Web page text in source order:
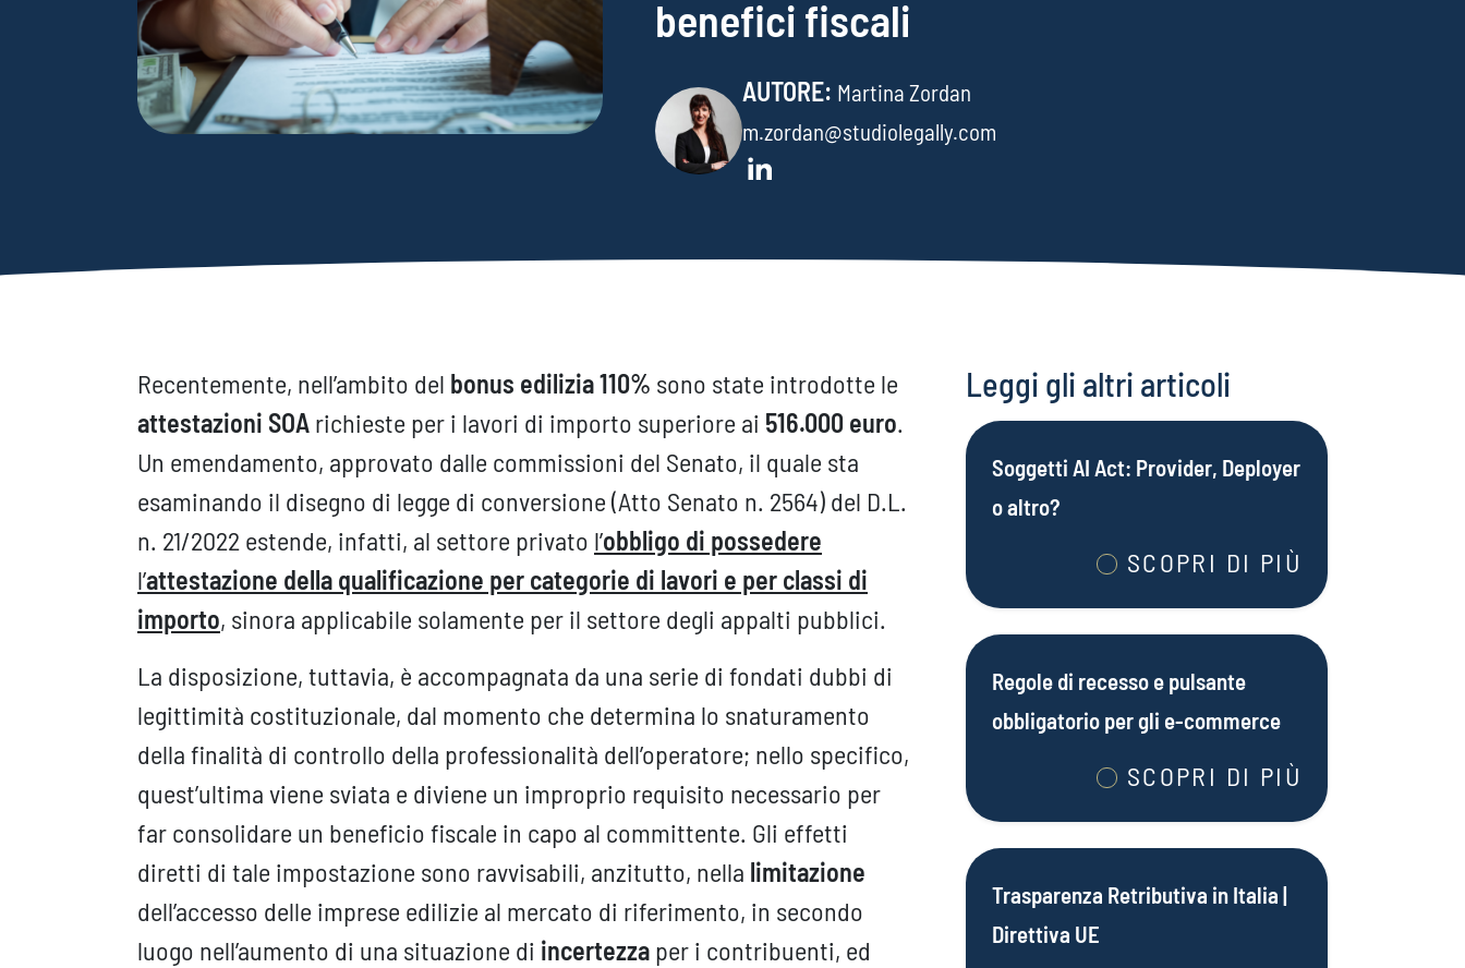
benefici fiscali
AUTORE: Martina Zordan
m.zordan@studiolegally.com
Recentemente, nell’ambito del bonus edilizia 110% sono state introdotte le
attestazioni SOA richieste per i lavori di importo superiore ai 516.000 euro.
Un emendamento, approvato dalle commissioni del Senato, il quale sta
esaminando il disegno di legge di conversione (Atto Senato n. 2564) del D.L.
n. 21/2022 estende, infatti, al settore privato l’obbligo di possedere
l’attestazione della qualificazione per categorie di lavori e per classi di
importo, sinora applicabile solamente per il settore degli appalti pubblici.
La disposizione, tuttavia, è accompagnata da una serie di fondati dubbi di
legittimità costituzionale, dal momento che determina lo snaturamento
della finalità di controllo della professionalità dell’operatore; nello specifico,
quest’ultima viene sviata e diviene un improprio requisito necessario per
far consolidare un beneficio fiscale in capo al committente. Gli effetti
diretti di tale impostazione sono ravvisabili, anzitutto, nella limitazione
dell’accesso delle imprese edilizie al mercato di riferimento, in secondo
luogo nell’aumento di una situazione di incertezza per i contribuenti, ed
Leggi gli altri articoli
Soggetti AI Act: Provider, Deployer
o altro?
SCOPRI DI PIÙ
Regole di recesso e pulsante
obbligatorio per gli e-commerce
SCOPRI DI PIÙ
Trasparenza Retributiva in Italia |
Direttiva UE